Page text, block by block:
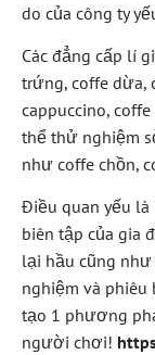
do của công ty
Các đẳng cấp lí
trứng, coffe dừa,
cappuccino,
thể thử nghiệm
như coffe chồn,
Điều quan yếu
biên tập của gia
lại hầu cũng
nghiệm và
tạo 1 phương
người chơi!